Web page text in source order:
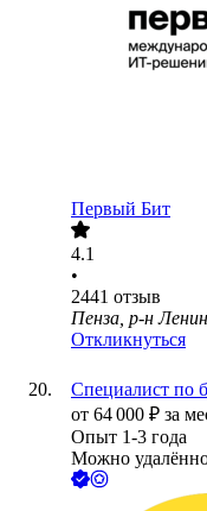
Первый Бит
4.1
•
2441 отзыв
Пенза, р-н
Откликнуться
Специалист по
от 64 000 ₽ за
Опыт 1-3 года
Можно